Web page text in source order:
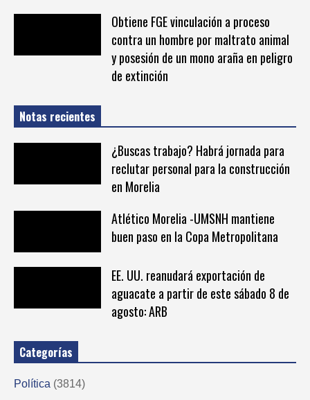
Obtiene FGE vinculación a proceso
contra un hombre por maltrato animal
y posesión de un mono araña en peligro
de extinción
Notas recientes
¿Buscas trabajo? Habrá jornada para
reclutar personal para la construcción
en Morelia
Atlético Morelia -UMSNH mantiene
buen paso en la Copa Metropolitana
EE. UU. reanudará exportación de
aguacate a partir de este sábado 8 de
agosto: ARB
Categorías
Política (3814)